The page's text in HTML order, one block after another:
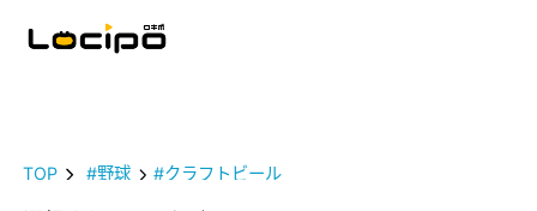
TOP #野球 #クラフトビール